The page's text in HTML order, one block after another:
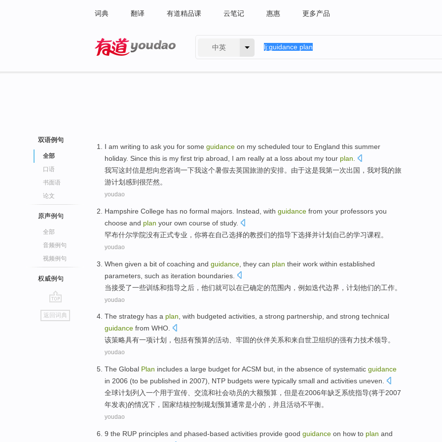
词典 翻译 有道精品课 云笔记 惠惠 更多产品
中英
双语例句
全部
口语
书面语
论文
原声例句
全部
音频例句
视频例句
权威例句
go
top
返回词典
I am writing to ask you for some guidance on my scheduled tour to England this summer
holiday. Since this is my first trip abroad I am really at a loss about my tour plan
我写这封信是想向您咨询一下我这个暑假去英国旅游的安排。 由于这是我第一次出国 ，我对我的旅
游计划 感到很茫然。
youdao
Hampshire College has no formal majors . Instead, with guidance from your professors you
choose and plan your own course of study.
罕布什尔学院没有正式专业 ， 你将在自己选择的教授们的指导下选择并计划 自己的学习课程。
youdao
When given a bit of coaching and guidance they can plan their work within established
parameters such as iteration boundaries
当接受了一些训练和指导之后 ， 他们就可以在已确定的范围内， 例如迭代边界， 计划他们的工作。
youdao
The strategy has a plan, with budgeted activities, a strong partnership, and strong technical
guidance from WHO.
该策略具有一项计划 ，包括有预算的活动、 牢固的伙伴关系和来自世卫组织的强有力技术领导。
youdao
The Global Plan includes a large budget forACSM but , in the absence of systematic guidance
in 2006 (to be published in 2007), NTP budgets were typically small and activities uneven
全球计划列入一个用于宣传、交流和社会动员的大额预算 ， 但是在2006年缺乏系统指导(将于2007
年发表)的情况下， 国家结核控制规划预算通常是小的， 并且 活动不平衡。
youdao
9 the RUP principles and phased-based activities provide good guidance on how to plan and